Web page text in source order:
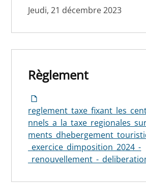
Jeudi, 21 décembre 2023
Règlement
_exercice_dimposition_2024_-
_renouvellement_-